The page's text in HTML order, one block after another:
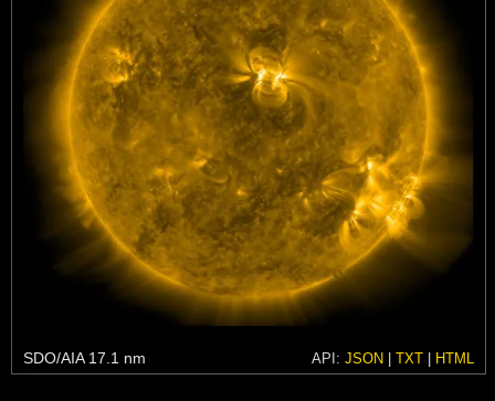
SDO/AIA 17.1 nm API: JSON | TXT | HTML